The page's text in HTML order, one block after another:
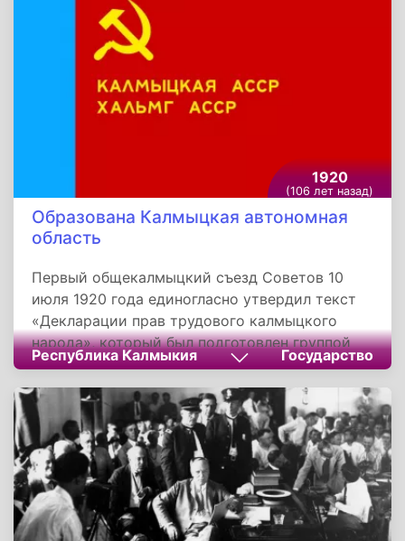
было заключено три контракта, по которым
было поставлено восемь гидроаэропланов
моделей «Д-75» - 2 штуки и «Е-75» - 6 штук и
одна «летающая лодка» модели «Ф».
1920
(106 лет назад)
Образована Калмыцкая автономная
область
Первый общекалмыцкий съезд Советов 10
июля 1920 года единогласно утвердил текст
«Декларации прав трудового калмыцкого
народа», который был подготовлен группой
коммунистов и представлен съезду Антоном
Амур-Сананом. «Декларация» провозглашала
объединение всех разрозненных частей
калмыцкого народа в одну административно-
хозяйственную единицу - Автономную
область калмыцкого трудового народа в
составе РСФСР.
Республика Калмыкия Государство